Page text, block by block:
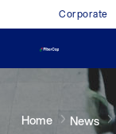
Corporate
Home News